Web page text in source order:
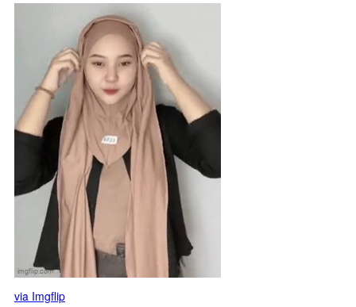
via Imgflip